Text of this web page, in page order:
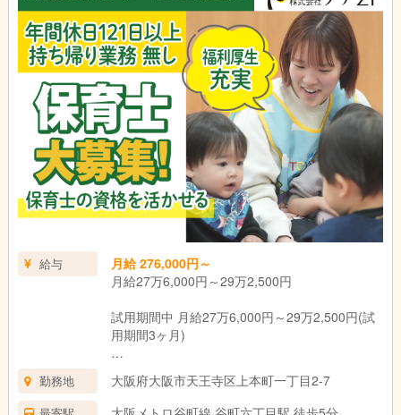
給与
月給 276,000円～
月給27万6,000円～29万2,500円
試用期間中 月給27万6,000円～29万2,500円(試
用期間3ヶ月)
■基本給 170,000円
・資格手当(保育士) 11,000円
・経験給 30,000円～46,500円（社内経験給含
勤務地 大阪府大阪市天王寺区上本町一丁目2-7